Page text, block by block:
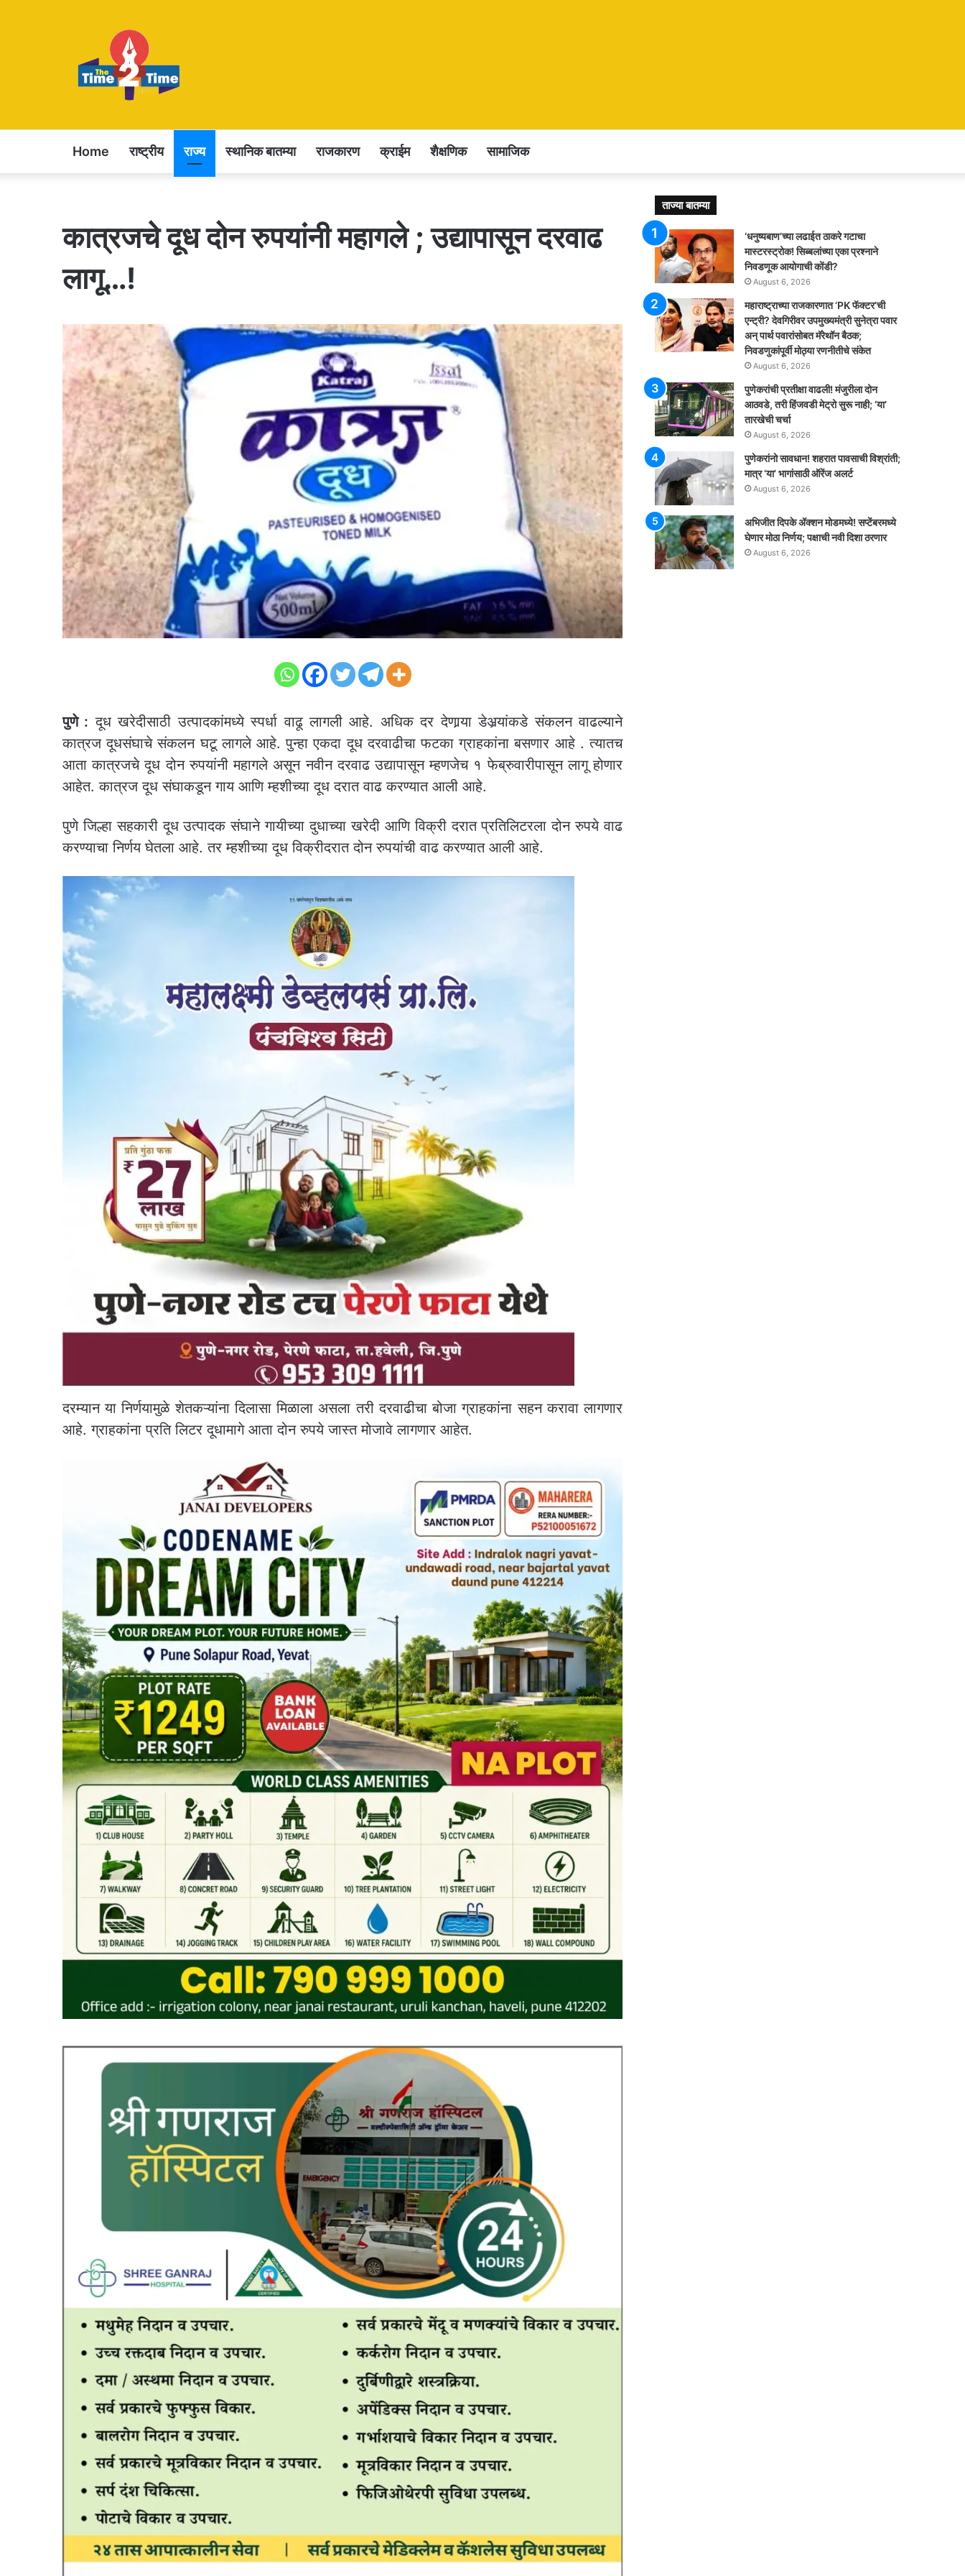
Home राष्ट्रीय राज्य स्थानिक बातम्या राजकारण क्राईम शैक्षणिक सामाजिक
कात्रजचे दूध दोन रुपयांनी महागले ; उद्यापासून दरवाढ
लागू…!
पुणे : दूध खरेदीसाठी उत्पादकांमध्ये स्पर्धा वाढू लागली आहे. अधिक दर देणार्‍या डेअर्‍यांकडे संकलन वाढल्याने
कात्रज दूधसंघाचे संकलन घटू लागले आहे. पुन्हा एकदा दूध दरवाढीचा फटका ग्राहकांना बसणार आहे . त्यातच
आता कात्रजचे दूध दोन रुपयांनी महागले असून नवीन दरवाढ उद्यापासून म्हणजेच १ फेब्रुवारीपासून लागू होणार
आहेत. कात्रज दूध संघाकडून गाय आणि म्हशीच्या दूध दरात वाढ करण्यात आली आहे.
पुणे जिल्हा सहकारी दूध उत्पादक संघाने गायीच्या दुधाच्या खरेदी आणि विक्री दरात प्रतिलिटरला दोन रुपये वाढ
करण्याचा निर्णय घेतला आहे. तर म्हशीच्या दूध विक्रीदरात दोन रुपयांची वाढ करण्यात आली आहे.
दरम्यान या निर्णयामुळे शेतकऱ्यांना दिलासा मिळाला असला तरी दरवाढीचा बोजा ग्राहकांना सहन करावा लागणार
आहे. ग्राहकांना प्रति लिटर दूधामागे आता दोन रुपये जास्त मोजावे लागणार आहेत.
ताज्या बातम्या
‘धनुष्यबाण’च्या लढाईत ठाकरे गटाचा
मास्टरस्ट्रोक! सिब्बलांच्या एका प्रश्नाने
निवडणूक आयोगाची कोंडी?
August 6, 2026
महाराष्ट्राच्या राजकारणात ‘PK फॅक्टर’ची
एन्ट्री? देवगिरीवर उपमुख्यमंत्री सुनेत्रा पवार
अन् पार्थ पवारांसोबत मॅरेथॉन बैठक;
निवडणुकांपूर्वी मोठ्या रणनीतीचे संकेत
August 6, 2026
पुणेकरांची प्रतीक्षा वाढली! मंजुरीला दोन
आठवडे, तरी हिंजवडी मेट्रो सुरू नाही; ‘या’
तारखेची चर्चा
August 6, 2026
पुणेकरांनो सावधान! शहरात पावसाची विश्रांती;
मात्र ‘या’ भागांसाठी ऑरेंज अलर्ट
August 6, 2026
अभिजीत दिपके ॲक्शन मोडमध्ये! सप्टेंबरमध्ये
घेणार मोठा निर्णय; पक्षाची नवी दिशा ठरणार
August 6, 2026